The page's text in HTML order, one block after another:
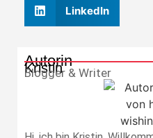
LinkedIn
Autorin
Kristin
Blogger & Writer